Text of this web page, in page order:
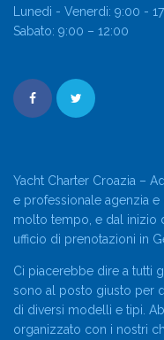
Lunedi - Venerdi: 9:00 -
Sabato: 9:00 – 12:00
Yacht Charter Croazia –
e professionale agenzia
molto tempo, e dal inizio
ufficio di prenotazioni in
Ci piacerebbe dire a tutti
sono al posto giusto per
di diversi modelli e tipi.
organizzato con i nostri